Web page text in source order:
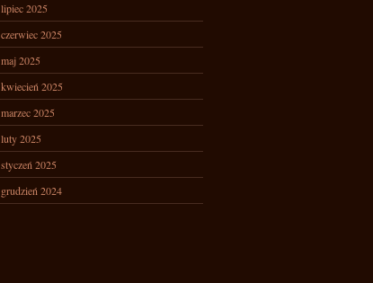
lipiec 2025
czerwiec 2025
maj 2025
kwiecień 2025
marzec 2025
luty 2025
styczeń 2025
grudzień 2024